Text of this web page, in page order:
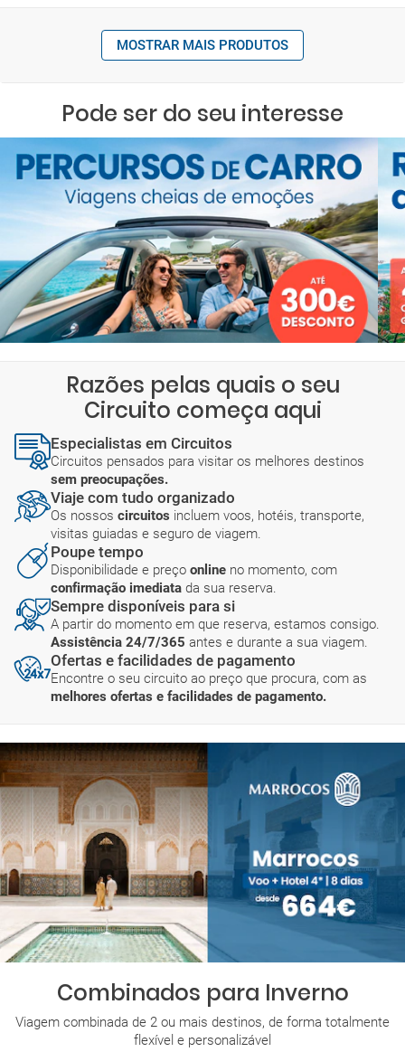
MOSTRAR MAIS PRODUTOS
Pode ser do seu interesse
Razões pelas quais o seu
Circuito começa aqui
Especialistas em Circuitos
Circuitos pensados para visitar os melhores destinos
sem preocupações.
Viaje com tudo organizado
Os nossos circuitos incluem voos, hotéis, transporte,
visitas guiadas e seguro de viagem.
Poupe tempo
Disponibilidade e preço online no momento, com
confirmação imediata da sua reserva.
Sempre disponíveis para si
A partir do momento em que reserva, estamos consigo.
Assistência 24/7/365 antes e durante a sua viagem.
Ofertas e facilidades de pagamento
Encontre o seu circuito ao preço que procura, com as
melhores ofertas e facilidades de pagamento.
Combinados para Inverno
Viagem combinada de 2 ou mais destinos, de forma totalmente
flexível e personalizável